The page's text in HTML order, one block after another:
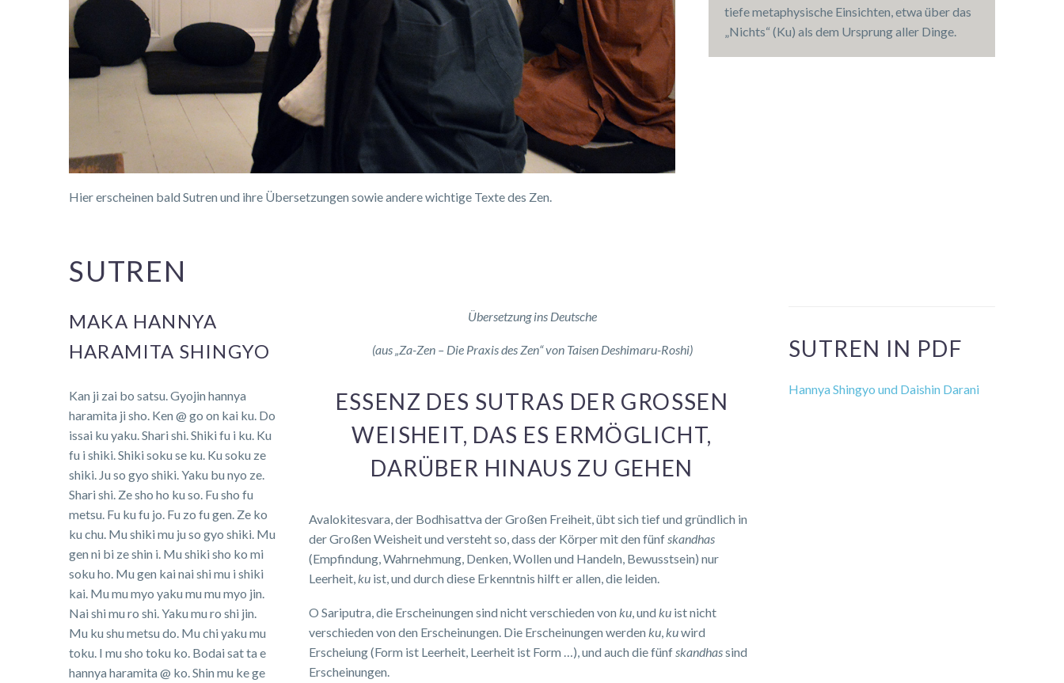
Hier erscheinen bald Sutren und ihre Übersetzungen sowie andere wichtige Texte des Zen.
tiefe metaphysische Einsichten, etwa über das
„Nichts“ (Ku) als dem Ursprung aller Dinge.
SUTREN
MAKA HANNYA
HARAMITA SHINGYO
Kan ji zai bo satsu. Gyojin hannya
haramita ji sho. Ken @ go on kai ku. Do
issai ku yaku. Shari shi. Shiki fu i ku. Ku
fu i shiki. Shiki soku se ku. Ku soku ze
shiki. Ju so gyo shiki. Yaku bu nyo ze.
Shari shi. Ze sho ho ku so. Fu sho fu
metsu. Fu ku fu jo. Fu zo fu gen. Ze ko
ku chu. Mu shiki mu ju so gyo shiki. Mu
gen ni bi ze shin i. Mu shiki sho ko mi
soku ho. Mu gen kai nai shi mu i shiki
kai. Mu mu myo yaku mu mu myo jin.
Nai shi mu ro shi. Yaku mu ro shi jin.
Mu ku shu metsu do. Mu chi yaku mu
toku. I mu sho toku ko. Bodai sat ta e
hannya haramita @ ko. Shin mu ke ge
Übersetzung ins Deutsche
(aus „Za-Zen – Die Praxis des Zen“ von Taisen Deshimaru-Roshi)
ESSENZ DES SUTRAS DER GROSSEN W
EISHEIT, DAS ES ERMÖGLICHT, D
ARÜBER HINAUS ZU GEHEN
Avalokitesvara, der Bodhisattva der Großen Freiheit, übt sich tief und gründlich in
der Großen Weisheit und versteht so, dass der Körper mit den fünfskandhas
(Empfindung, Wahrnehmung, Denken, Wollen und Handeln, Bewusstsein) nur
Leerheit,ku ist, und durch diese Erkenntnis hilft er allen, die leiden.
O Sariputra, die Erscheinungen sind nicht verschieden von ku, und ku ist nicht
verschieden von den Erscheinungen. Die Erscheinungen werden ku,kuwird
Erscheiung (Form ist Leerheit, Leerheit ist Form …), und auch die fünfskandhassind
Erscheinungen.
SUTREN IN PDF
Hannya Shingyo und Daishin Darani